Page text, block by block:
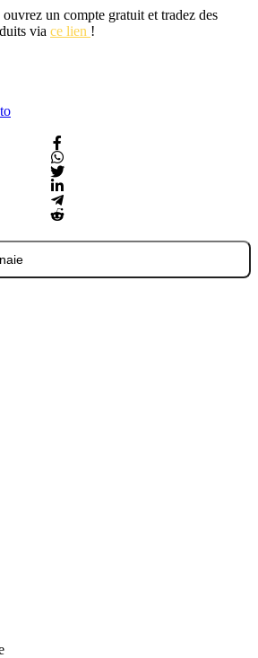
ouvrez un compte gratuit et tradez des
via ce lien !